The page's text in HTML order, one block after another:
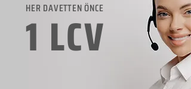
HER DAVETTEN ÖNCE
1 LCV